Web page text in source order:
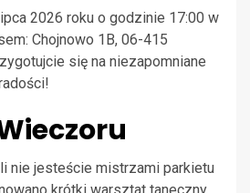
2026 roku o godzinie 17:00 w
Chojnowo 1B, 06-415
się na niezapomniane
nie jesteście mistrzami parkietu
krótki warsztat taneczny,